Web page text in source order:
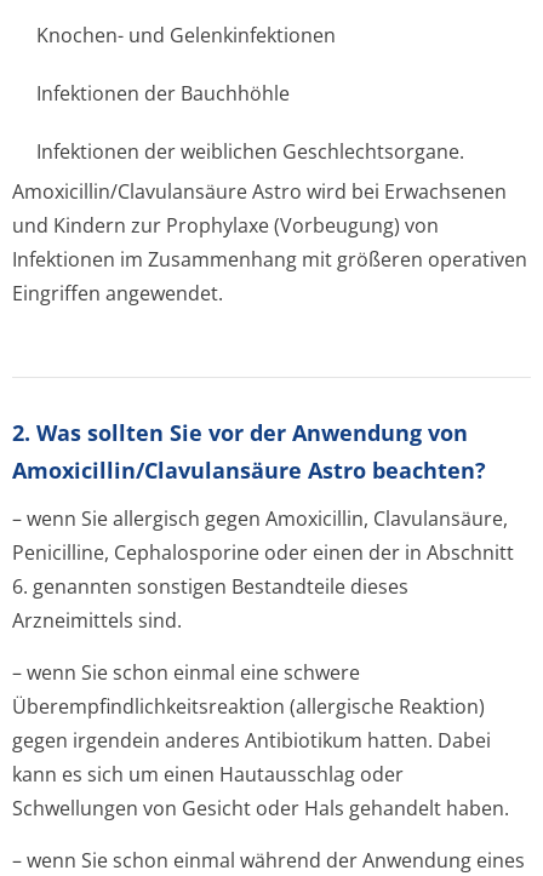
Knochen- und Gelenkinfektionen
Infektionen der Bauchhöhle
Infektionen der weiblichen Geschlechtsorgane.
Amoxicillin/Cla­vulansäure Astro wird bei Erwachsenen
und Kindern zur Prophylaxe (Vorbeugung) von
Infektionen im Zusammenhang mit größeren operativen
Eingriffen angewendet.
2. Was sollten Sie vor der Anwendung von
Amoxicillin/Clavulansäure Astro beachten?
– wenn Sie allergisch gegen Amoxicillin, Clavulansäure,
Penicilline, Cephalosporine oder einen der in Abschnitt
6. genannten sonstigen Bestandteile dieses
Arzneimittels sind.
– wenn Sie schon einmal eine schwere
Überempfindlichke­itsreaktion (allergische Reaktion)
gegen irgendein anderes Antibiotikum hatten. Dabei
kann es sich um einen Hautausschlag oder
Schwellungen von Gesicht oder Hals gehandelt haben.
– wenn Sie schon einmal während der Anwendung eines